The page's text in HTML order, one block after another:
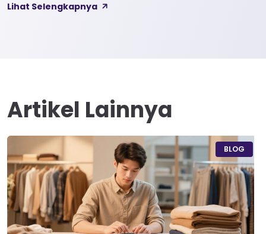
kain yang bahan dasarnya 100% cotton. Softcel juga sering
Lihat Selengkapnya
Artikel Lainnya
BLOG